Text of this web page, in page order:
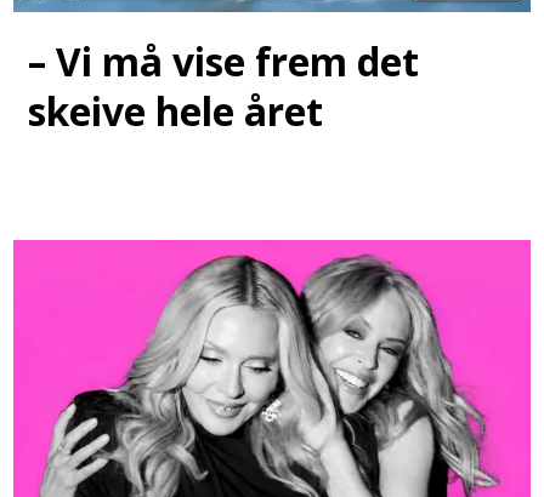
– Vi må vise frem det
skeive hele året